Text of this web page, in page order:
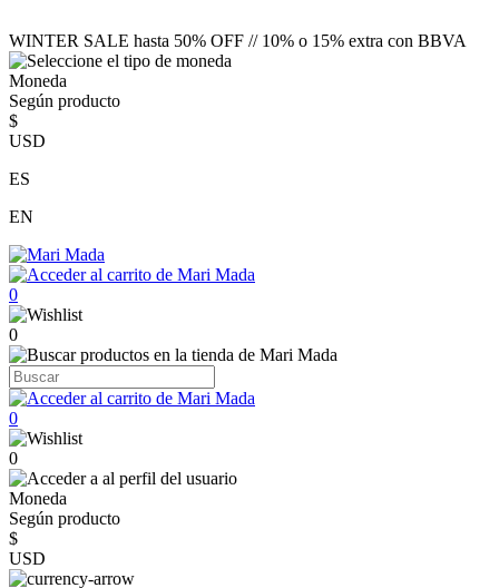
WINTER SALE hasta 50% OFF // 10% o 15% extra con BBVA
Moneda
Según producto
$
USD
ES
EN
0
0
0
0
Moneda
Según producto
$
USD